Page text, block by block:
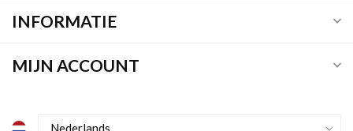
INFORMATIE
MIJN ACCOUNT